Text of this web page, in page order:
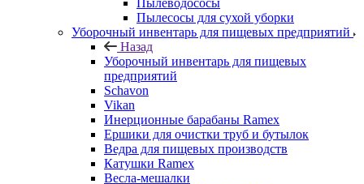
Пылеводососы
Пылесосы для сухой уборки
Уборочный инвентарь для пищевых предприятий
Назад
Уборочный инвентарь для пищевых
предприятий
Schavon
Vikan
Инерционные барабаны Ramex
Ершики для очистки труб и бутылок
Ведра для пищевых производств
Катушки Ramex
Весла-мешалки